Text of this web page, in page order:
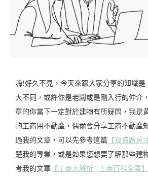
嗨!好久不見，今天來跟大家分享的知識是
大不同，或許你是老闆或是剛入行的仲介
章的你當下一定對於建物有所疑問，我是
的工商用不動產，偶爾會分享工商不動產
過我的文章，可以先參考這篇 【買賣廠房
楚我的專業，或是如果您想要了解那些建
考我的文章 【工商大解析 | 工商百科全書